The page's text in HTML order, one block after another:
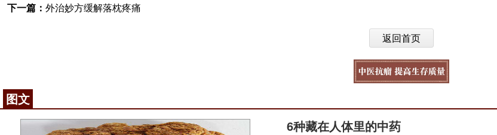
下一篇： 外治妙方缓解落枕疼痛
返回首页
图文
6种藏在人体里的中药